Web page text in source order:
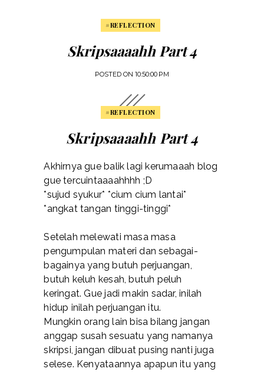
#REFLECTION
Skripsaaaahh Part 4
POSTED ON 10:50:00 PM
#REFLECTION
Skripsaaaahh Part 4
Akhirnya gue balik lagi kerumaaah blog
gue tercuintaaaahhhh ;D
*sujud syukur* *cium cium lantai*
*angkat tangan tinggi-tinggi*
Setelah melewati masa masa
pengumpulan materi dan sebagai-
bagainya yang butuh perjuangan,
butuh keluh kesah, butuh peluh
keringat. Gue jadi makin sadar, inilah
hidup inilah perjuangan itu.
Mungkin orang lain bisa bilang jangan
anggap susah sesuatu yang namanya
skripsi, jangan dibuat pusing nanti juga
selese. Kenyataannya apapun itu yang